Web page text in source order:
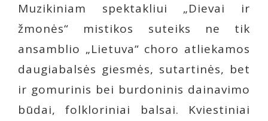
Muzikiniam spektakliui „Dievai ir
žmonės“ mistikos suteiks ne tik
ansamblio „Lietuva“ choro atliekamos
daugiabalsės giesmės, sutartinės, bet
ir gomurinis bei burdoninis dainavimo
būdai, folkloriniai balsai. Kviestiniai